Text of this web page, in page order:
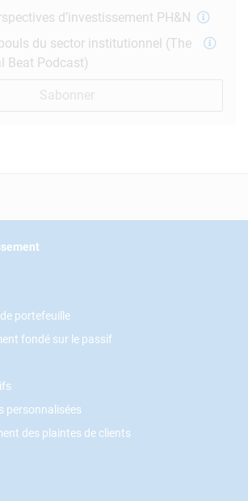
d’investissement PH&N
du sector institutionnel (The
Beat Podcast)
Sabonner
portefeuille
fondé sur le passif
personnalisées
des plaintes de clients